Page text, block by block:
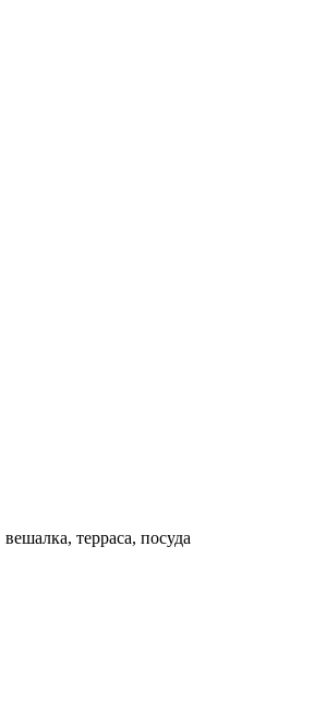
терраса, посуда